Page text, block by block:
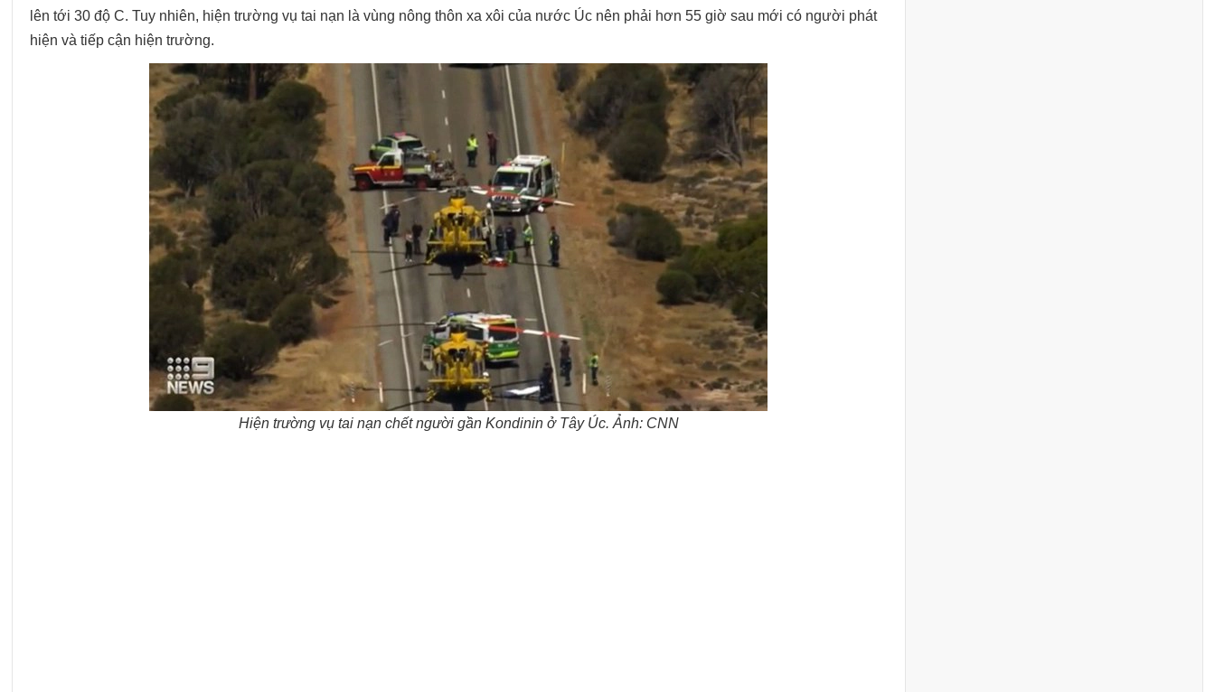
lên tới 30 độ C. Tuy nhiên, hiện trường vụ tai nạn là vùng nông thôn xa xôi của nước Úc nên phải hơn 55 giờ sau mới có người phát
hiện và tiếp cận hiện trường.
Hiện trường vụ tai nạn chết người gần Kondinin ở Tây Úc. Ảnh: CNN